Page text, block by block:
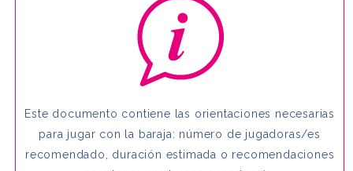
Este documento contiene las orientaciones necesarias
para jugar con la baraja: número de jugadoras/es
recomendado, duración estimada o recomendaciones